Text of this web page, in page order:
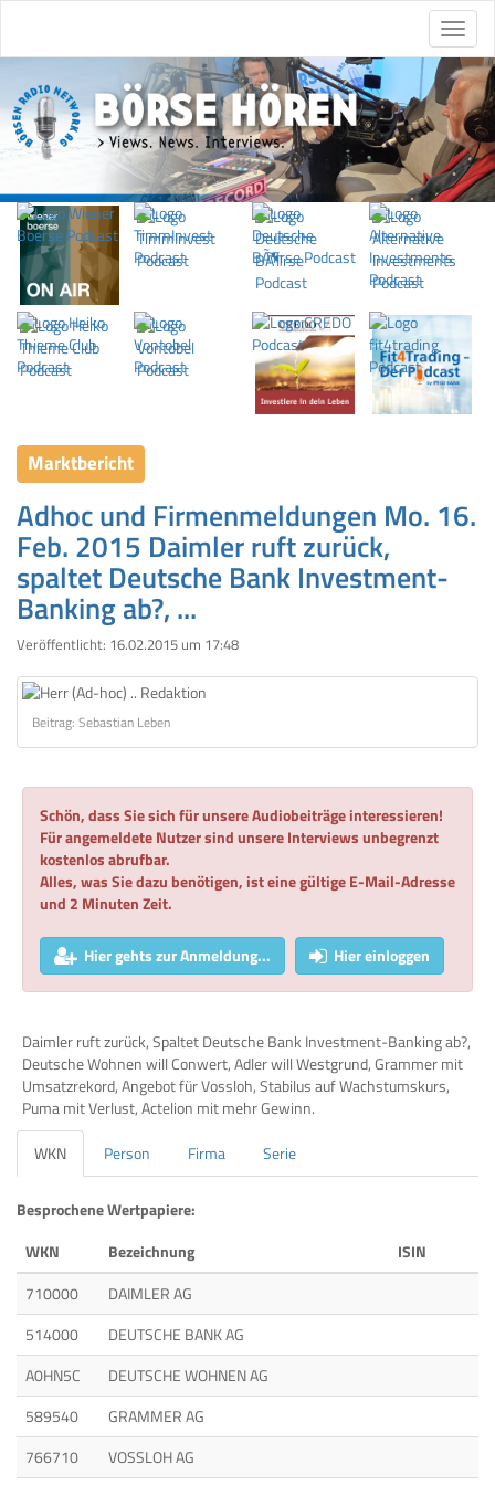
Marktbericht
Adhoc und Firmenmeldungen Mo. 16.
Feb. 2015 Daimler ruft zurück,
spaltet Deutsche Bank Investment-
Banking ab?, ...
Veröffentlicht: 16.02.2015 um 17:48
Beitrag: Sebastian Leben
Schön, dass Sie sich für unsere Audiobeiträge interessieren!
Für angemeldete Nutzer sind unsere Interviews unbegrenzt
kostenlos abrufbar.
Alles, was Sie dazu benötigen, ist eine gültige E-Mail-Adresse
und 2 Minuten Zeit.
Hier gehts zur Anmeldung... Hier einloggen
Daimler ruft zurück, Spaltet Deutsche Bank Investment-Banking ab?,
Deutsche Wohnen will Conwert, Adler will Westgrund, Grammer mit
Umsatzrekord, Angebot für Vossloh, Stabilus auf Wachstumskurs,
Puma mit Verlust, Actelion mit mehr Gewinn.
WKN
Person Firma Serie
Besprochene Wertpapiere:
WKN
Bezeichnung
ISIN
710000
DAIMLER AG
514000
DEUTSCHE BANK AG
A0HN5C
DEUTSCHE WOHNEN AG
589540
GRAMMER AG
766710
VOSSLOH AG